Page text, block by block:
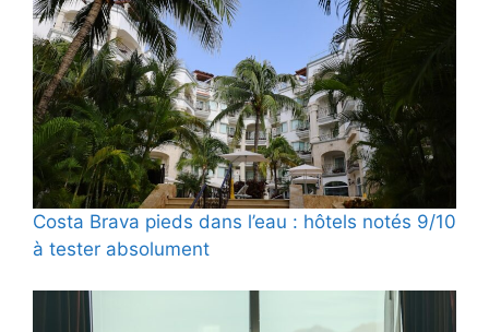
Costa Brava pieds dans l’eau : hôtels notés 9/10
à tester absolument